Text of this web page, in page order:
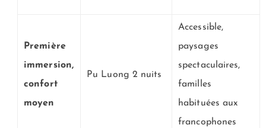
Première
immersion,
confort
moyen
Pu Luong 2 nuits
Accessible,
paysages
spectaculaires,
familles
habituées aux
francophones